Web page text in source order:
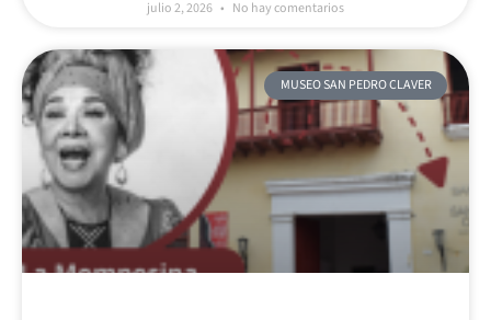
julio 2, 2026 No hay comentarios
MUSEO SAN PEDRO CLAVER